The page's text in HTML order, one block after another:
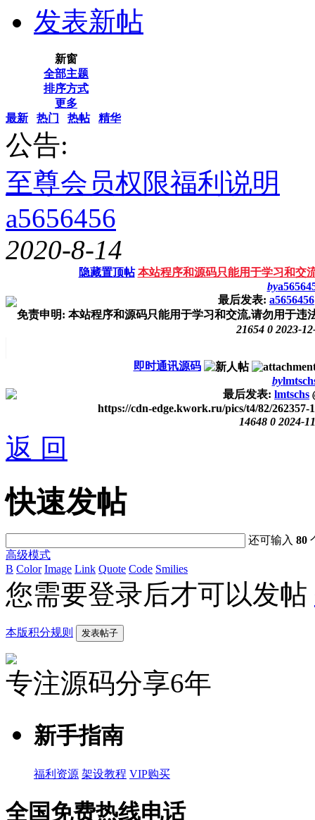
发表新帖
新窗
全部主题
排序方式
更多
最新
热门 热帖 精华
公告:
至尊会员权限福利说明
a5656456
2020-8-14
隐藏置顶帖 本站程序和源码只能用于学习和交
by
最后发表: a5656456
免责申明: 本站程序和源码只能用于学习和交流,请勿用于违
21654 0 2023-
即时通讯源码
by
最后发表: lmtschs
https://cdn-edge.kwork.ru/pics/t4/82/
14648 0 2024-
返 回
快速发帖
还可输入80
高级模式
B Color Image Link Quote Code Smilies
您需要登录后才可以发帖
本版积分规则 发表帖子
专注源码分享6年
新手指南
福利资源 架设教程 VIP购买
全国免费热线电话